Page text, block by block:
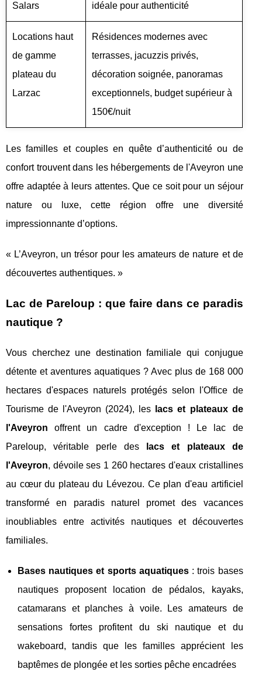
Salars
idéale pour authenticité
Locations haut
de gamme
plateau du
Larzac
Résidences modernes avec
terrasses, jacuzzis privés,
décoration soignée, panoramas
exceptionnels, budget supérieur à
150€/nuit
Les familles et couples en quête d’authenticité ou de
confort trouvent dans les hébergements de l'Aveyron une
offre adaptée à leurs attentes. Que ce soit pour un séjour
nature ou luxe, cette région offre une diversité
impressionnante d’options.
« L’Aveyron, un trésor pour les amateurs de nature et de
découvertes authentiques. »
Lac de Pareloup : que faire dans ce paradis
nautique ?
Vous cherchez une destination familiale qui conjugue
détente et aventures aquatiques ? Avec plus de 168 000
hectares d'espaces naturels protégés selon l'Office de
Tourisme de l'Aveyron (2024), les
lacs et plateaux de
l'Aveyron offrent un cadre d'exception ! Le lac de
Pareloup, véritable perle des
lacs et plateaux de
l'Aveyron, dévoile ses 1 260 hectares d'eaux cristallines
au cœur du plateau du Lévezou. Ce plan d'eau artificiel
transformé en paradis naturel promet des vacances
inoubliables entre activités nautiques et découvertes
familiales.
Bases nautiques et sports aquatiques: trois bases
nautiques proposent location de pédalos, kayaks,
catamarans et planches à voile. Les amateurs de
sensations fortes profitent du ski nautique et du
wakeboard, tandis que les familles apprécient les
baptêmes de plongée et les sorties pêche encadrées